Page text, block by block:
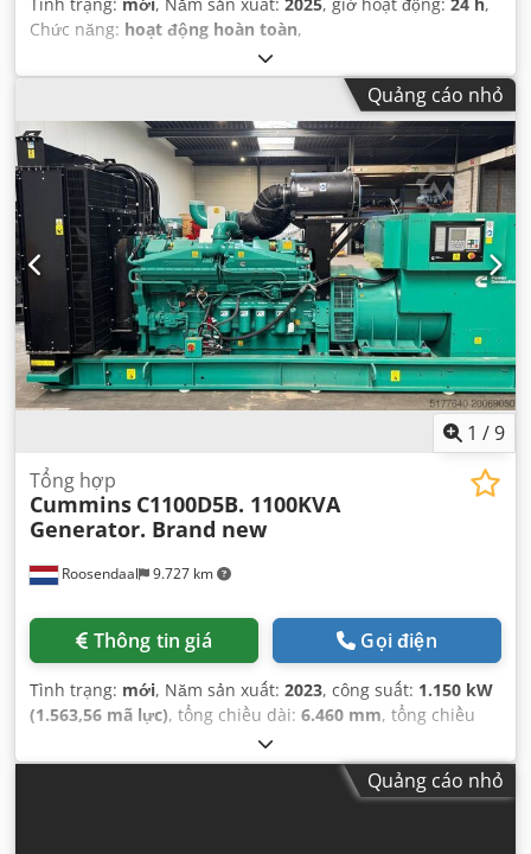
Chức năng: hoạt động hoàn toàn,
Quảng cáo nhỏ
1 /9
Roosendaal 9.727 km
Tổng hợp
Cummins C1100D5B. 1100KVA
Generator. Brand new
Thông tin giá Gọi điện
Tình trạng: mới, Năm sản xuất: 2023, công suất: 1.150 kW
(1.563,56 mã lực), tổng chiều dài: 6.460 mm, tổng chiều
, tổng chiều cao:
Quảng cáo nhỏ